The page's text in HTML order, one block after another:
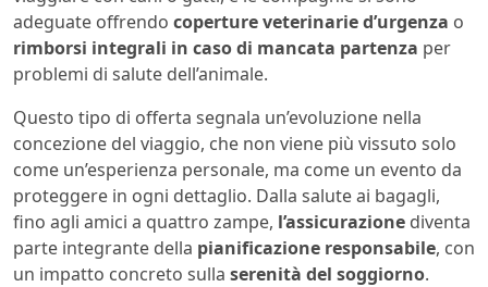
adeguate offrendo coperture veterinarie d’urgenza o
rimborsi integrali in caso di mancata partenza per
problemi di salute dell’animale.
Questo tipo di offerta segnala un’evoluzione nella
concezione del viaggio, che non viene più vissuto solo
come un’esperienza personale, ma come un evento da
proteggere in ogni dettaglio. Dalla salute ai bagagli,
fino agli amici a quattro zampe, l’assicurazione diventa
parte integrante della pianificazione responsabile, con
un impatto concreto sulla serenità del soggiorno.